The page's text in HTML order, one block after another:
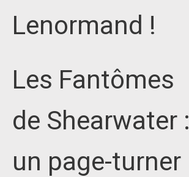
Lenormand !
Les Fantômes
de Shearwater :
un page-turner